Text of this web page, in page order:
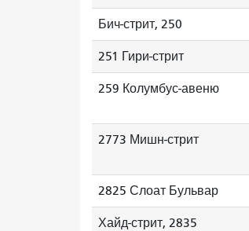
Бич-стрит, 250
251 Гири-стрит
259 Колумбус-авеню
2773 Мишн-стрит
2825 Слоат Бульвар
Хайд-стрит, 2835